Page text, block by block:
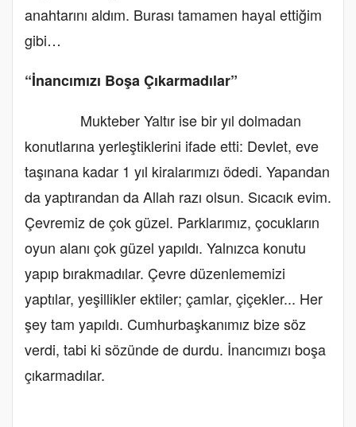
anahtarını aldım. Burası tamamen hayal ettiğim
gibi…
“İnancımızı Boşa Çıkarmadılar”
Mukteber Yaltır ise bir yıl dolmadan
konutlarına yerleştiklerini ifade etti: Devlet, eve
taşınana kadar 1 yıl kiralarımızı ödedi. Yapandan
da yaptırandan da Allah razı olsun. Sıcacık evim.
Çevremiz de çok güzel. Parklarımız, çocukların
oyun alanı çok güzel yapıldı. Yalnızca konutu
yapıp bırakmadılar. Çevre düzenlememizi
yaptılar, yeşillikler ektiler; çamlar, çiçekler... Her
şey tam yapıldı. Cumhurbaşkanımız bize söz
verdi, tabi ki sözünde de durdu. İnancımızı boşa
çıkarmadılar.